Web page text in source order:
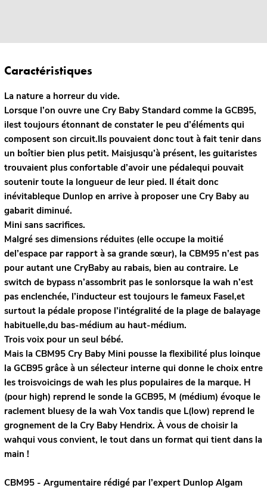
Caractéristiques
La nature a horreur du vide.
Lorsque l’on ouvre une Cry Baby Standard comme la GCB95,
ilest toujours étonnant de constater le peu d’éléments qui
composent son circuit.Ils pouvaient donc tout à fait tenir dans
un boîtier bien plus petit. Maisjusqu’à présent, les guitaristes
trouvaient plus confortable d’avoir une pédalequi pouvait
soutenir toute la longueur de leur pied. Il était donc
inévitableque Dunlop en arrive à proposer une Cry Baby au
gabarit diminué.
Mini sans sacrifices.
Malgré ses dimensions réduites (elle occupe la moitié
del’espace par rapport à sa grande sœur), la CBM95 n’est pas
pour autant une CryBaby au rabais, bien au contraire. Le
switch de bypass n’assombrit pas le sonlorsque la wah n’est
pas enclenchée, l’inducteur est toujours le fameux Fasel,et
surtout la pédale propose l’intégralité de la plage de balayage
habituelle,du bas-médium au haut-médium.
Trois voix pour un seul bébé.
Mais la CBM95 Cry Baby Mini pousse la flexibilité plus loinque
la GCB95 grâce à un sélecteur interne qui donne le choix entre
les troisvoicings de wah les plus populaires de la marque. H
(pour high) reprend le sonde la GCB95, M (médium) évoque le
raclement bluesy de la wah Vox tandis que L(low) reprend le
grognement de la Cry Baby Hendrix. À vous de choisir la
wahqui vous convient, le tout dans un format qui tient dans la
main !
CBM95 - Argumentaire rédigé par l’expert DunlopAlgam